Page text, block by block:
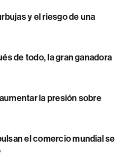
y el riesgo de una
de todo, la gran ganadora
la presión sobre
el comercio mundial se